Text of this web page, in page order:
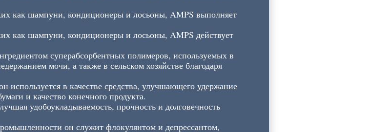
как шампуни, кондиционеры и лосьоны, AMPS выполняет
как шампуни, кондиционеры и лосьоны, AMPS действует
суперабсорбентных полимеров, используемых в
мочи, а также в сельском хозяйстве благодаря
в качестве средства, улучшающего удержание
и качество конечного продукта.
удобоукладываемость, прочность и долговечность
он служит флокулянтом и депрессантом,